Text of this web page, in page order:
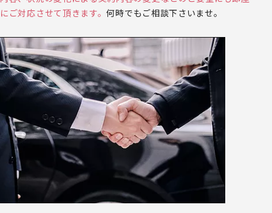
にご対応させて頂きます。何時でもご相談下さいませ。